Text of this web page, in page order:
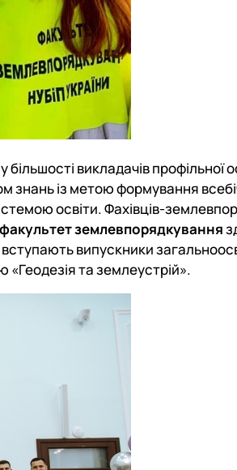
викладачів
знань із метою формування
освіти. Фахівців-
факультет землевпорядкування
випускники
«Геодезія та землеустрій».